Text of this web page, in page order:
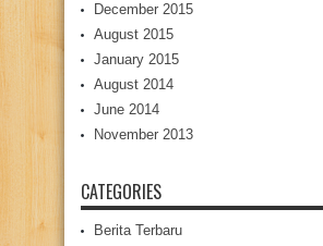
December 2015
August 2015
January 2015
August 2014
June 2014
November 2013
CATEGORIES
Berita Terbaru